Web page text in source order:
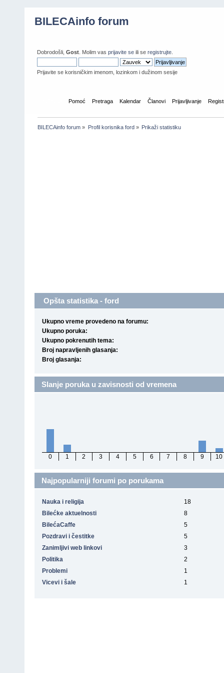
BILECAinfo forum
Dobrodošli, Gost . Molim vas prijavite se ili se registrujte
Prijavite se korisničkim imenom, lozinkom i dužinom sesije
Pomoć Pretraga Kalendar Članovi Prijavljivanje
BILECAinfo forum » Profil korisnika ford» Prikaži statistiku
Opšta statistika - ford
Ukupno vreme provedeno na forumu:
Ukupno poruka:
Ukupno pokrenutih tema:
Broj napravljenih glasanja:
Broj glasanja:
Slanje poruka u zavisnosti od vremena
0 1 2 3 4 5 6 7 8 9 10
Najpopularniji forumi po porukama
Nauka i religija
18
Bilećke aktuelnosti
8
BilećaCaffe
5
Pozdravi i čestitke
5
Zanimljivi web linkovi
3
Politika
2
Problemi
1
Vicevi i šale
1